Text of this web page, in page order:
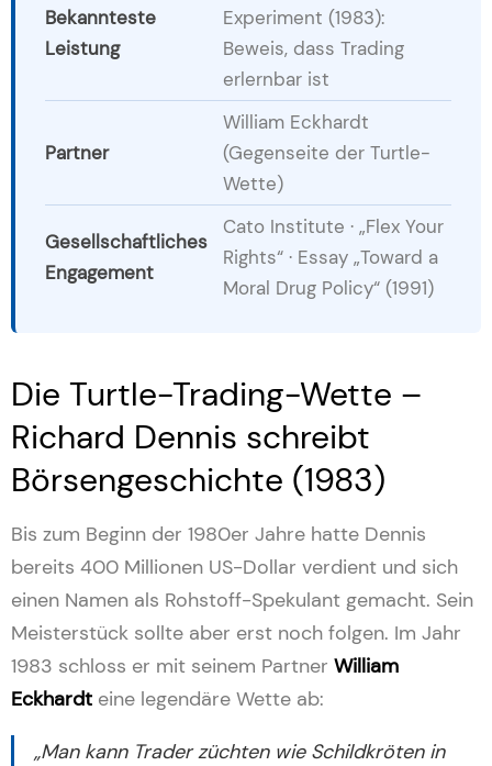
Bekannteste
Leistung
Experiment (1983):
Beweis, dass Trading
erlernbar ist
Partner
William Eckhardt
(Gegenseite der Turtle-
Wette)
Gesellschaftliches
Engagement
Cato Institute · „Flex Your
Rights“ · Essay „Toward a
Moral Drug Policy“ (1991)
Die Turtle-Trading-Wette –
Richard Dennis schreibt
Börsengeschichte (1983)
Bis zum Beginn der 1980er Jahre hatte Dennis
bereits 400 Millionen US-Dollar verdient und sich
einen Namen als Rohstoff-Spekulant gemacht. Sein
Meisterstück sollte aber erst noch folgen. Im Jahr
1983 schloss er mit seinem Partner William
Eckhardt eine legendäre Wette ab:
„Man kann Trader züchten wie Schildkröten in